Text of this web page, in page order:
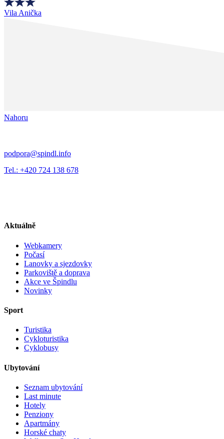
Vila Anička
Nahoru
podpora@spindl.info
Tel.: +420 724 138 678
Aktuálně
Webkamery
Počasí
Lanovky a sjezdovky
Parkoviště a doprava
Akce ve Špindlu
Novinky
Sport
Turistika
Cykloturistika
Cyklobusy
Ubytování
Seznam ubytování
Last minute
Hotely
Penziony
Apartmány
Horské chaty